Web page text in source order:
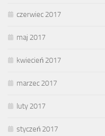
czerwiec 2017
maj 2017
kwiecień 2017
marzec 2017
luty 2017
styczeń 2017